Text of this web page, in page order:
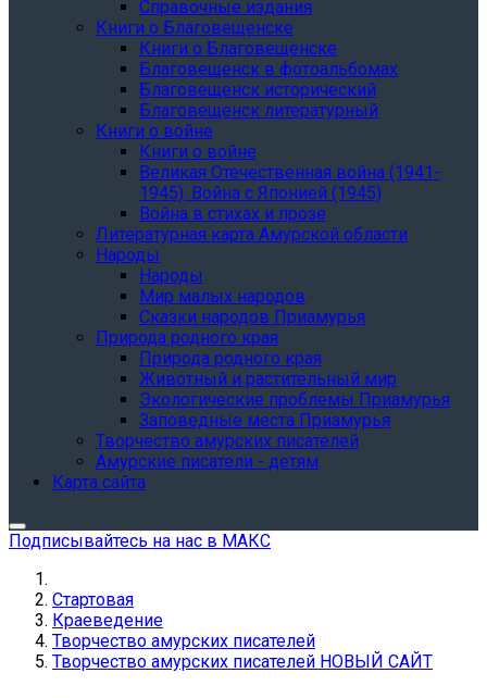
Справочные издания
Книги о Благовещенске
Книги о Благовещенске
Благовещенск в фотоальбомах
Благовещенск исторический
Благовещенск литературный
Книги о войне
Книги о войне
Великая Отечественная война (1941-
1945). Война с Японией (1945)
Война в стихах и прозе
Литературная карта Амурской области
Народы
Народы
Мир малых народов
Сказки народов Приамурья
Природа родного края
Природа родного края
Животный и растительный мир
Экологические проблемы Приамурья
Заповедные места Приамурья
Творчество амурских писателей
Амурские писатели - детям
Карта сайта
Подписывайтесь на нас в МАКС
Стартовая
Краеведение
Творчество амурских писателей
Творчество амурских писателей НОВЫЙ САЙТ